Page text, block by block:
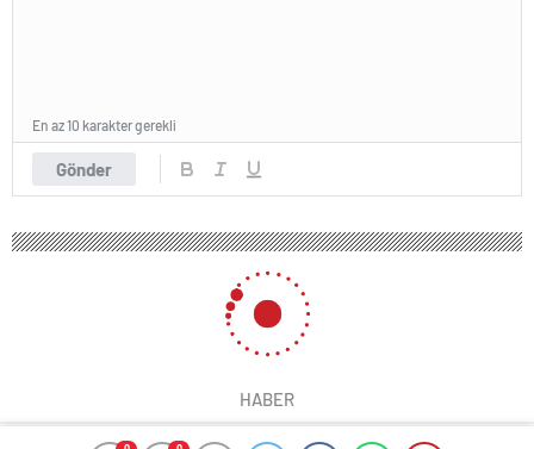
Gönder
En az 10 karakter gerekli
HABER